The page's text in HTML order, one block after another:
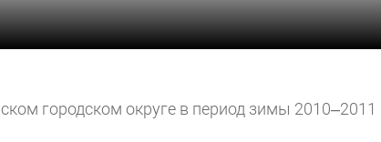
городском округе в период зимы 2010–2011